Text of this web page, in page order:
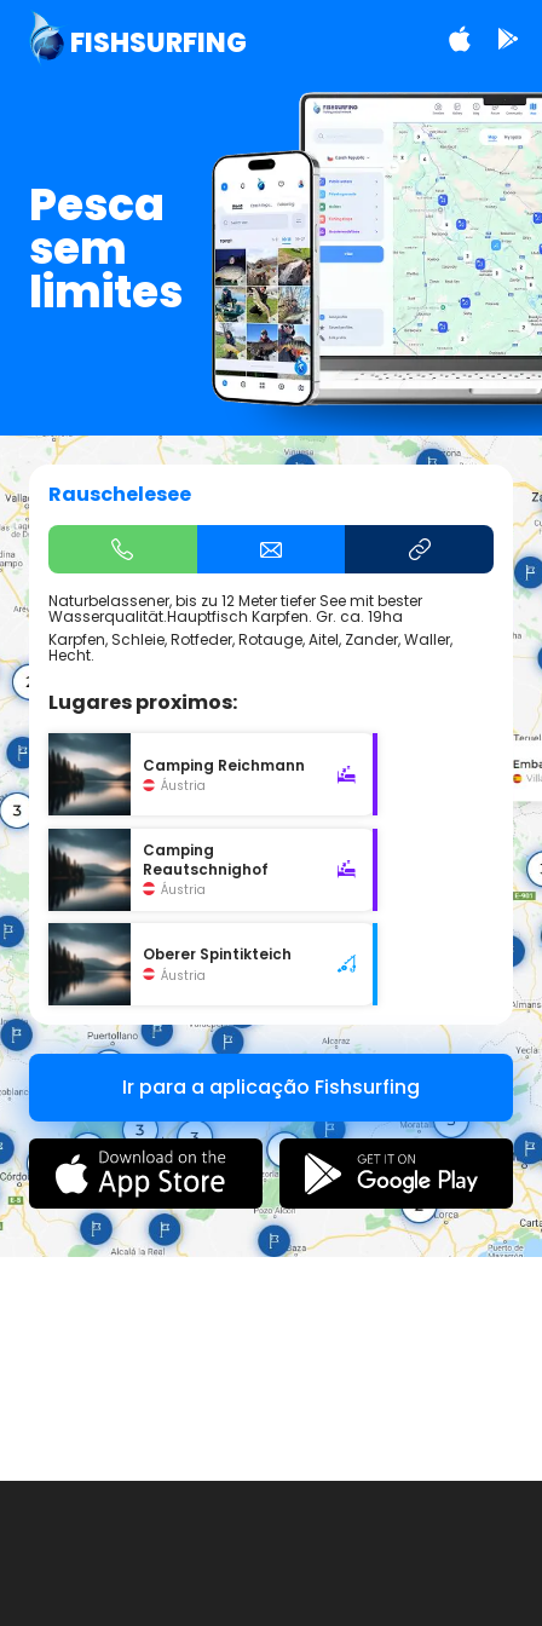
FISHSURFING
Pesca
sem
limites
Rauschelesee
Naturbelassener, bis zu 12 Meter tiefer See mit bester
Wasserqualität.Hauptfisch Karpfen. Gr. ca. 19ha
Karpfen, Schleie, Rotfeder, Rotauge, Aitel, Zander, Waller,
Hecht.
Lugares proximos:
Camping Reichmann
Áustria
Camping
Reautschnighof
Áustria
Oberer Spintikteich
Áustria
Ir para a aplicação Fishsurfing